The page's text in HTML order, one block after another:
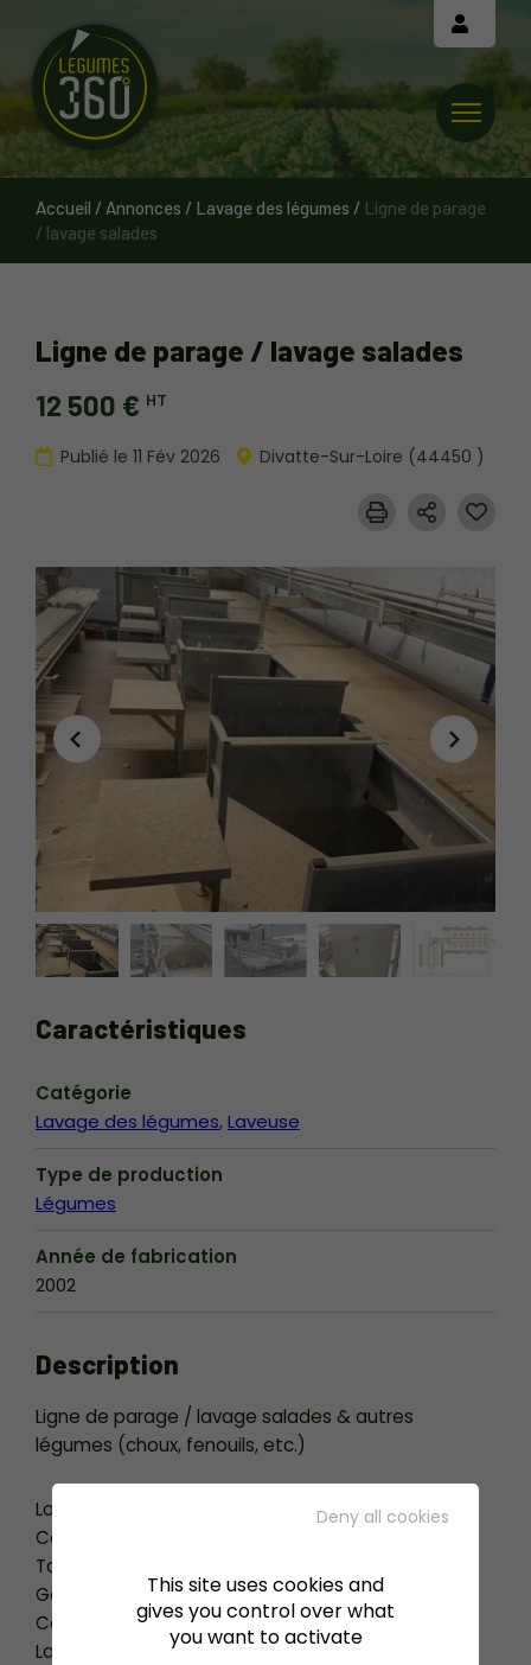
Accueil / Annonces / Lavage des légumes / Ligne de parage
/ lavage salades
Ligne de parage / lavage salades
12 500 € HT
Publié le 11 Fév 2026 Divatte-Sur-Loire (44450 )
Caractéristiques
Catégorie
Lavage des légumes Laveuse
Type de production
Légumes
Année de fabrication
2002
Description
Ligne de parage / lavage salades & autres
légumes (choux, fenouils, etc.)
Lot comprenant :
Convoyeurs de caisses pleines / vide
Tablettes de parage
Goulottes de déchets
Convoyeurs de déchets
Laveur par aspersion
This site uses cookies and
gives you control over what
you want to activate
Deny all cookies